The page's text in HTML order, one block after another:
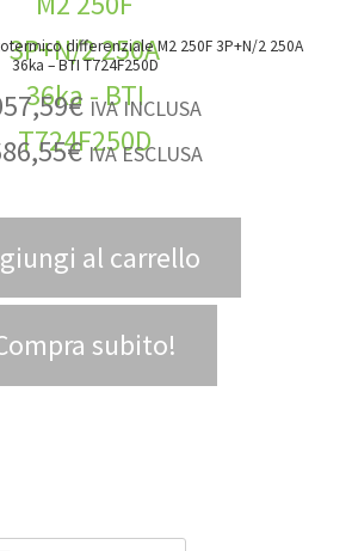
differenziale M2 250F 3P+N/2 250A
36ka – BTI T724F250D
€ IVA INCLUSA
€ IVA ESCLUSA
al carrello
subito!